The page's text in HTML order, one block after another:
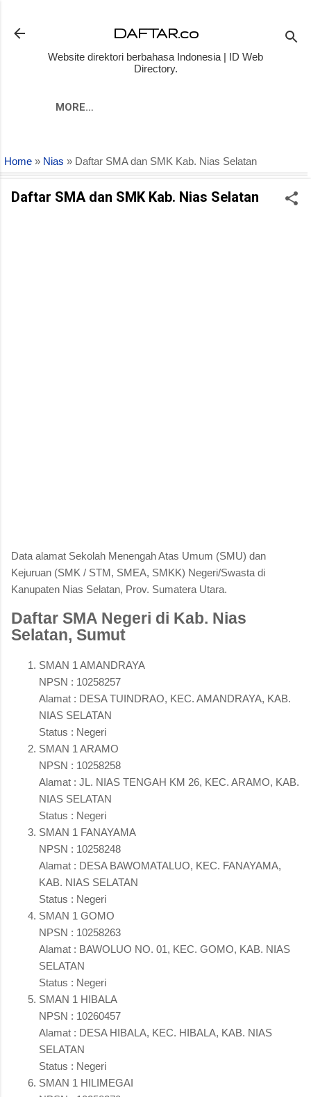
DAFTAR.co
Website direktori berbahasa Indonesia | ID Web
Directory.
MORE…
Home » Nias » Daftar SMA dan SMK Kab. Nias Selatan
Daftar SMA dan SMK Kab. Nias Selatan
Data alamat Sekolah Menengah Atas Umum (SMU) dan
Kejuruan (SMK / STM, SMEA, SMKK) Negeri/Swasta di
Kanupaten Nias Selatan, Prov. Sumatera Utara.
Daftar SMA Negeri di Kab. Nias
Selatan, Sumut
SMAN 1 AMANDRAYA
NPSN : 10258257
Alamat : DESA TUINDRAO, KEC. AMANDRAYA, KAB.
NIAS SELATAN
Status : Negeri
SMAN 1 ARAMO
NPSN : 10258258
Alamat : JL. NIAS TENGAH KM 26, KEC. ARAMO, KAB.
NIAS SELATAN
Status : Negeri
SMAN 1 FANAYAMA
NPSN : 10258248
Alamat : DESA BAWOMATALUO, KEC. FANAYAMA,
KAB. NIAS SELATAN
Status : Negeri
SMAN 1 GOMO
NPSN : 10258263
Alamat : BAWOLUO NO. 01, KEC. GOMO, KAB. NIAS
SELATAN
Status : Negeri
SMAN 1 HIBALA
NPSN : 10260457
Alamat : DESA HIBALA, KEC. HIBALA, KAB. NIAS
SELATAN
Status : Negeri
SMAN 1 HILIMEGAI